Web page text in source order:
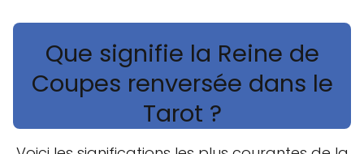
Que signifie la Reine de
Coupes renversée dans le
Tarot ?